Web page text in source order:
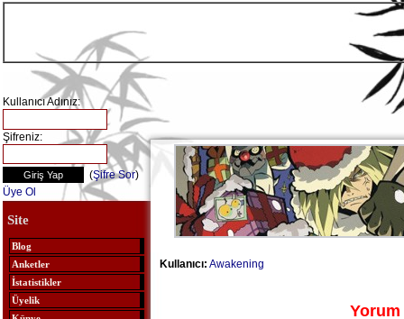
Kullanıcı Adınız:
Şifreniz:
(Şifre Sor)
Üye Ol
Site
Blog
Anketler
İstatistikler
Üyelik
Kullanıcı: Awakening
Yorum